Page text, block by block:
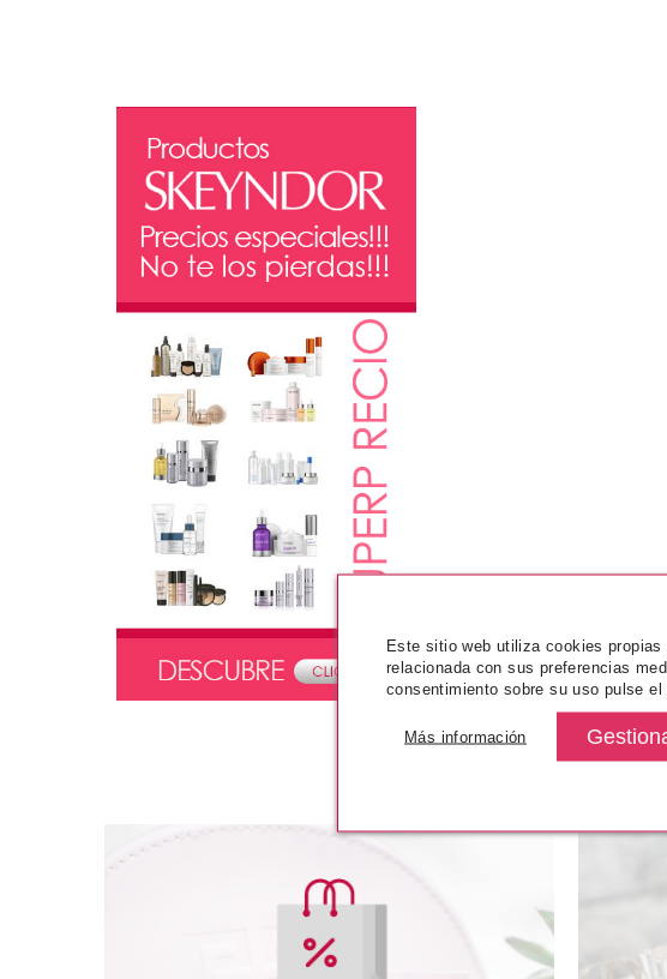
Este sitio web utiliza cookies
relacionada con sus preferencias
consentimiento sobre su uso pulse el
Más información